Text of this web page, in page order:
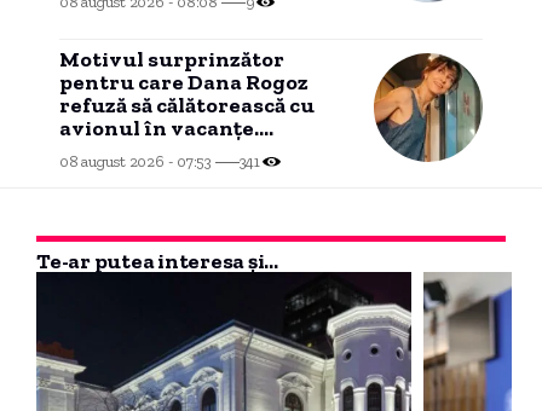
Motivul surprinzător
pentru care Dana Rogoz
refuză să călătorească cu
avionul în vacanțe.
Activitățile copiilor ei în
tren.
08 august 2026 - 07:53 341
Te-ar putea interesa și...